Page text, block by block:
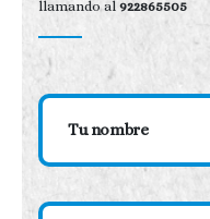
llamando al 922865505